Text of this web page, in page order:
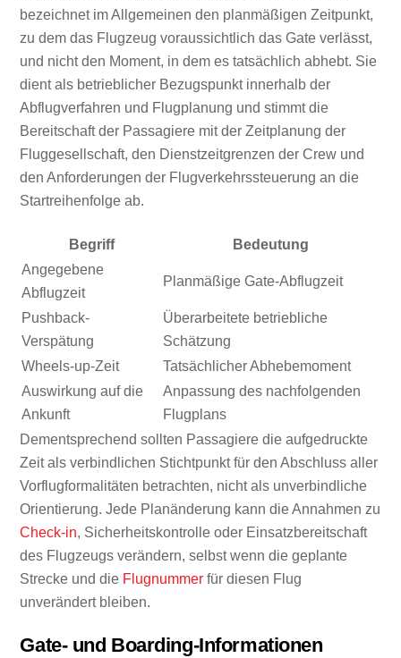
bezeichnet im Allgemeinen den planmäßigen Zeitpunkt,
zu dem das Flugzeug voraussichtlich das Gate verlässt,
und nicht den Moment, in dem es tatsächlich abhebt. Sie
dient als betrieblicher Bezugspunkt innerhalb der
Abflugverfahren und Flugplanung und stimmt die
Bereitschaft der Passagiere mit der Zeitplanung der
Fluggesellschaft, den Dienstzeitgrenzen der Crew und
den Anforderungen der Flugverkehrssteuerung an die
Startreihenfolge ab.
Begriff
Bedeutung
Angegebene
Abflugzeit
Planmäßige Gate-Abflugzeit
Pushback-
Verspätung
Überarbeitete betriebliche
Schätzung
Wheels-up-Zeit
Tatsächlicher Abhebemoment
Auswirkung auf die
Ankunft
Anpassung des nachfolgenden
Flugplans
Dementsprechend sollten Passagiere die aufgedruckte
Zeit als verbindlichen Stichtpunkt für den Abschluss aller
Vorflugformalitäten betrachten, nicht als unverbindliche
Orientierung. Jede Planänderung kann die Annahmen zu
Check-in, Sicherheitskontrolle oder Einsatzbereitschaft
des Flugzeugs verändern, selbst wenn die geplante
Strecke und die Flugnummer für diesen Flug
unverändert bleiben.
Gate- und Boarding-Informationen